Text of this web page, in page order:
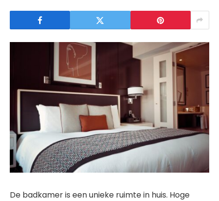
De badkamer is een unieke ruimte in huis. Hoge